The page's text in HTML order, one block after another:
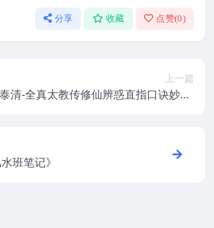
分享 收藏 点赞(0)
上一篇
清-全真太教传修仙辨惑直指口诀妙奥.
班笔记》